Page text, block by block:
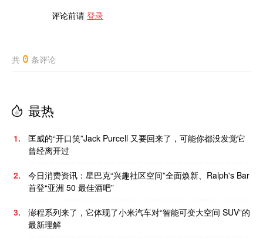
评论前请 登录
共 0 条评论
最热
1.
匡威的“开口笑”Jack Purcell 又要回来了，可能你都没发觉它
曾经离开过
2.
今日消费资讯：星巴克“兴趣社区空间”全面焕新、Ralph's Bar
首登“亚洲 50 最佳酒吧”
3.
澎程系列来了，它体现了小米汽车对“智能可变大空间 SUV”的
最新理解